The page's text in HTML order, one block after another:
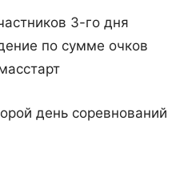
3-го дня
по сумме очков
день соревнований